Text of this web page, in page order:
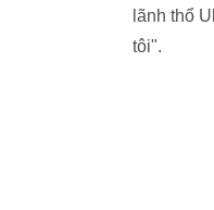
lãnh thổ
tôi".